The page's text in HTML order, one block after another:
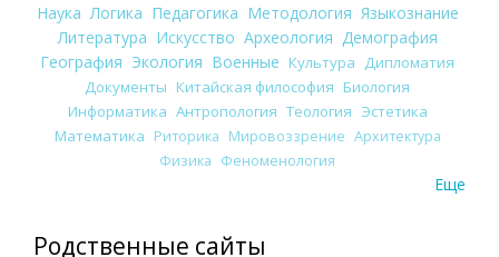
Наука Логика Педагогика Методология Языкознание
Литература Искусство Археология Демография
География Экология Военные Культура
Дипломатия
Документы Китайская философия Биология
Информатика Антропология Теология Эстетика
Математика Риторика Мировоззрение Архитектура
Физика Феноменология
Еще
Родственные сайты